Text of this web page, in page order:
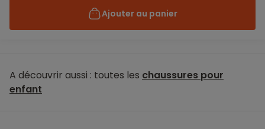
Ajouter au panier
A découvrir aussi : toutes les chaussures pour
enfant